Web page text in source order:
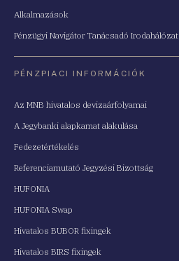
Alkalmazások
Pénzügyi Navigátor Tanácsadó Irodahálózat
PÉNZPIACI INFORMÁCIÓK
Az MNB hivatalos devizaárfolyamai
A Jegybanki alapkamat alakulása
Fedezetértékelés
Referenciamutató Jegyzési Bizottság
HUFONIA
HUFONIA Swap
Hivatalos BUBOR fixingek
Hivatalos BIRS fixingek